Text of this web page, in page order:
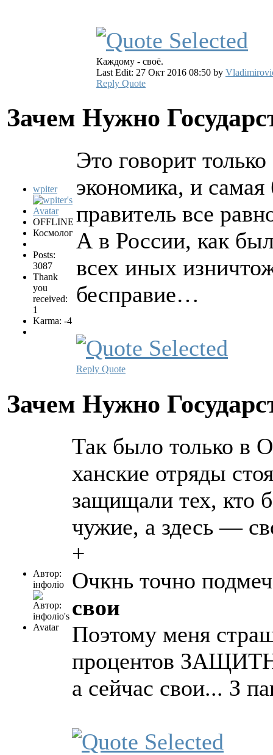
Каждому - своё.
Last Edit: 27 Окт 2016 08:50 by
Reply Quote
Зачем Нужно
wpiter
OFFLINE
Космолог
Posts:
3087
Thank
you
received:
1
Karma: -4
Это говорит
экономика, и самая
правитель все
А в России, как
всех иных
бесправие…
Reply Quote
Зачем Нужно
Автор:
інфоліо
Так было только в
ханские отряды
защищали тех, кто
чужие, а здесь —
+
Очкнь точно
свои
Поэтому меня
процентов
а сейчас свои... З